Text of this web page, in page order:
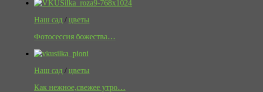
Наш сад /цветы
Фотосессия божества…
Наш сад /цветы
Как нежное,свежее утро…